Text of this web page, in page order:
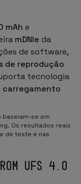
mAh e
mDNIe da
de software,
de reprodução
tecnologia
carregamento
se em
Os resultados reais
de teste e nas
UFS 4.0